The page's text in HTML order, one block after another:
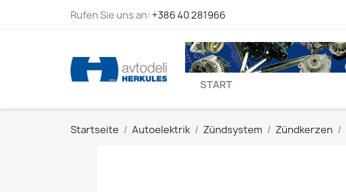
Rufen Sie uns an: +386 40 281966
START
Startseite Autoelektrik Zündsystem Zündkerzen